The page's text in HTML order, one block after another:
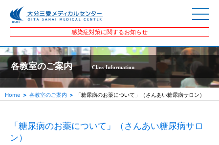
感染症対策に関するお知らせ
各教室のご案内 Class Information
Home 各教室のご案内 「糖尿病のお薬について」（さんあい糖尿病サロン）
「糖尿病のお薬について」（さんあい糖尿病サロ
ン）